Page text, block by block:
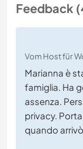
Feedback
Vom Host für
Marianna è
famiglia. Ha
assenza.
privacy.
quando